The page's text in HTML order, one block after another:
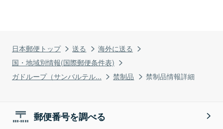
日本郵便トップ 送る
海外に送る
国・地域別情報(国際郵便条件表)
ガドループ（サンバルテル...
禁制品 禁制品情報詳細
郵便番号を調べる